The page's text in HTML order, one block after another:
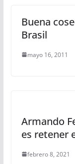
Buena
Brasil
mayo 16, 2011
Armando
es retener
febrero 8, 2021